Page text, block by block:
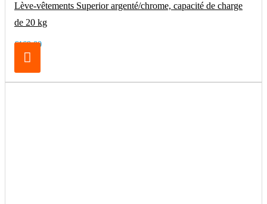
Lève-vêtements Superior argenté/chrome, capacité de charge
de 20 kg
€169.00